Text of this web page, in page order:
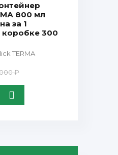
800 мл
за 1
коробке 300
TERMA
₽